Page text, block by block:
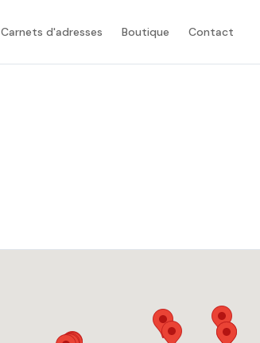
Carnets d'adresses Boutique Contact